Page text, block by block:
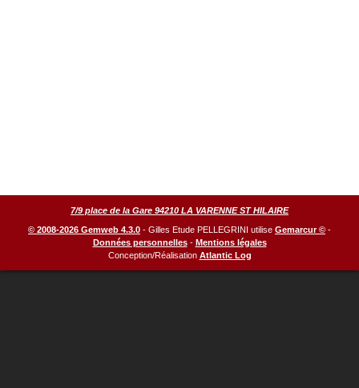
7/9 place de la Gare 94210 LA VARENNE ST HILAIRE
© 2008-2026 Gemweb 4.3.0 - Gilles Etude PELLEGRINI utilise Gemarcur © -
Données personnelles- Mentions légales
Conception/Réalisation Atlantic Log